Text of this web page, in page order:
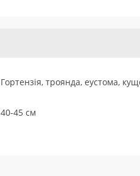
Гортензія, троянда, еустома,
40-45 см